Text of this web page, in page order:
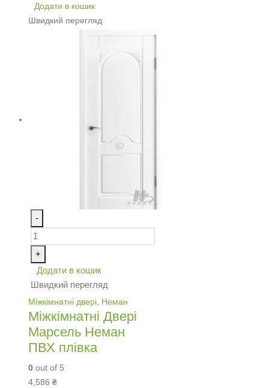
Додати в кошик
Швидкий перегляд
-
+
Додати в кошик
Швидкий перегляд
Міжкімнатні двері Неман
Міжкімнатні Двері
Марсель Неман
ПВХ плівка
0 out of 5
4,586 ₴